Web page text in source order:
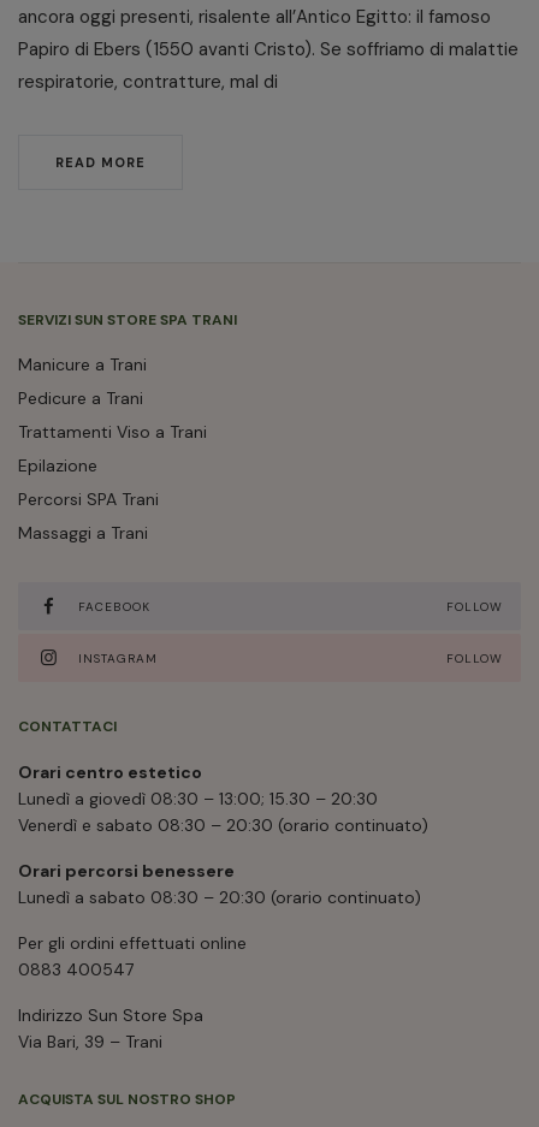
ancora oggi presenti, risalente all’Antico Egitto: il famoso
Papiro di Ebers (1550 avanti Cristo). Se soffriamo di malattie
respiratorie, contratture, mal di
READ MORE
SERVIZI SUN STORE SPA TRANI
Manicure a Trani
Pedicure a Trani
Trattamenti Viso a Trani
Epilazione
Percorsi SPA Trani
Massaggi a Trani
FACEBOOK FOLLOW
INSTAGRAM FOLLOW
CONTATTACI
Orari centro estetico
Lunedì a giovedì 08:30 – 13:00; 15.30 – 20:30
Venerdì e sabato 08:30 – 20:30 (orario continuato)
Orari percorsi benessere
Lunedì a sabato 08:30 – 20:30 (orario continuato)
Per gli ordini effettuati online
0883 400547
Indirizzo Sun Store Spa
Via Bari, 39 – Trani
ACQUISTA SUL NOSTRO SHOP